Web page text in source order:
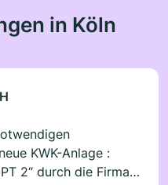
in Köln
KWK-Anlage :
2“ durch die Firma